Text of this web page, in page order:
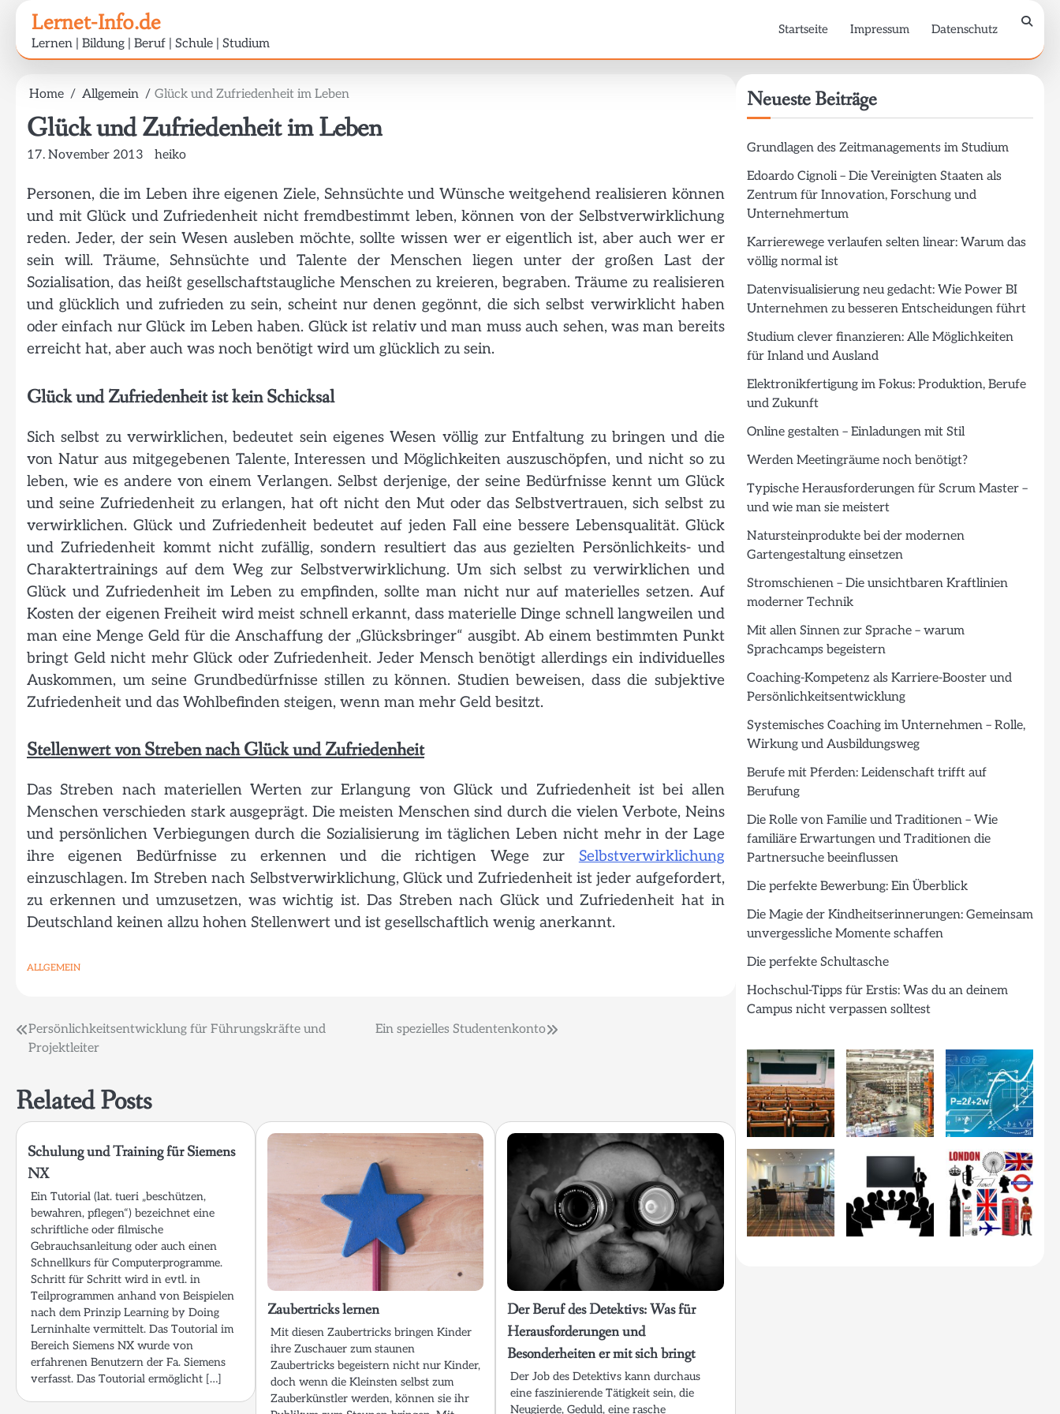
content
Lernet-Info.de
Lernen | Bildung | Beruf | Schule | Studium
Startseite Impressum Datenschutz
Home Allgemein Glück und Zufriedenheit im Leben
Glück und Zufriedenheit im Leben
17. November 2013 heiko
Personen, die im Leben ihre eigenen Ziele, Sehnsüchte und Wünsche weitgehend realisieren können
und mit Glück und Zufriedenheit nicht fremdbestimmt leben, können von der Selbstverwirklichung
reden. Jeder, der sein Wesen ausleben möchte, sollte wissen wer er eigentlich ist, aber auch wer er
sein will. Träume, Sehnsüchte und Talente der Menschen liegen unter der großen Last der
Sozialisation, das heißt gesellschaftstaugliche Menschen zu kreieren, begraben. Träume zu realisieren
und glücklich und zufrieden zu sein, scheint nur denen gegönnt, die sich selbst verwirklicht haben
oder einfach nur Glück im Leben haben. Glück ist relativ und man muss auch sehen, was man bereits
erreicht hat, aber auch was noch benötigt wird um glücklich zu sein.
Glück und Zufriedenheit ist kein Schicksal
Sich selbst zu verwirklichen, bedeutet sein eigenes Wesen völlig zur Entfaltung zu bringen und die
von Natur aus mitgegebenen Talente, Interessen und Möglichkeiten auszuschöpfen, und nicht so zu
leben, wie es andere von einem Verlangen. Selbst derjenige, der seine Bedürfnisse kennt um Glück
und seine Zufriedenheit zu erlangen, hat oft nicht den Mut oder das Selbstvertrauen, sich selbst zu
verwirklichen. Glück und Zufriedenheit bedeutet auf jeden Fall eine bessere Lebensqualität. Glück
und Zufriedenheit kommt nicht zufällig, sondern resultiert das aus gezielten Persönlichkeits- und
Charaktertrainings auf dem Weg zur Selbstverwirklichung. Um sich selbst zu verwirklichen und
Glück und Zufriedenheit im Leben zu empfinden, sollte man nicht nur auf materielles setzen. Auf
Kosten der eigenen Freiheit wird meist schnell erkannt, dass materielle Dinge schnell langweilen und
man eine Menge Geld für die Anschaffung der „Glücksbringer“ ausgibt. Ab einem bestimmten Punkt
bringt Geld nicht mehr Glück oder Zufriedenheit. Jeder Mensch benötigt allerdings ein individuelles
Auskommen, um seine Grundbedürfnisse stillen zu können. Studien beweisen, dass die subjektive
Zufriedenheit und das Wohlbefinden steigen, wenn man mehr Geld besitzt.
Stellenwert von Streben nach Glück und Zufriedenheit
Das Streben nach materiellen Werten zur Erlangung von Glück und Zufriedenheit ist bei allen
Menschen verschieden stark ausgeprägt. Die meisten Menschen sind durch die vielen Verbote, Neins
und persönlichen Verbiegungen durch die Sozialisierung im täglichen Leben nicht mehr in der Lage
ihre eigenen Bedürfnisse zu erkennen und die richtigen Wege zur Selbstverwirklichung
einzuschlagen. Im Streben nach Selbstverwirklichung, Glück und Zufriedenheit ist jeder aufgefordert,
zu erkennen und umzusetzen, was wichtig ist. Das Streben nach Glück und Zufriedenheit hat in
Deutschland keinen allzu hohen Stellenwert und ist gesellschaftlich wenig anerkannt.
ALLGEMEIN
Beitragsnavigation
Persönlichkeitsentwicklung für Führungskräfte und
Projektleiter
Ein spezielles Studentenkonto
Related Posts
Schulung und Training für Siemens
NX
Ein Tutorial (lat. tueri „beschützen,
bewahren, pflegen“) bezeichnet eine
schriftliche oder filmische
Gebrauchsanleitung oder auch einen
Schnellkurs für Computerprogramme.
Schritt für Schritt wird in evtl. in
Teilprogrammen anhand von Beispielen
nach dem Prinzip Learning by Doing
Lerninhalte vermittelt. Das Toutorial im
Bereich Siemens NX wurde von
erfahrenen Benutzern der Fa. Siemens
verfasst. Das Toutorial ermöglicht […]
Zaubertricks lernen
Mit diesen Zaubertricks bringen Kinder
ihre Zuschauer zum staunen
Zaubertricks begeistern nicht nur Kinder,
doch wenn die Kleinsten selbst zum
Zauberkünstler werden, können sie ihr
Der Beruf des Detektivs: Was für
Herausforderungen und
Besonderheiten er mit sich bringt
Der Job des Detektivs kann durchaus
eine faszinierende Tätigkeit sein, die
Neugierde, Geduld, eine rasche
Neueste Beiträge
Grundlagen des Zeitmanagements im Studium
Edoardo Cignoli – Die Vereinigten Staaten als
Zentrum für Innovation, Forschung und
Unternehmertum
Karrierewege verlaufen selten linear: Warum das
völlig normal ist
Datenvisualisierung neu gedacht: Wie Power BI
Unternehmen zu besseren Entscheidungen führt
Studium clever finanzieren: Alle Möglichkeiten
für Inland und Ausland
Elektronikfertigung im Fokus: Produktion, Berufe
und Zukunft
Online gestalten – Einladungen mit Stil
Werden Meetingräume noch benötigt?
Typische Herausforderungen für Scrum Master –
und wie man sie meistert
Natursteinprodukte bei der modernen
Gartengestaltung einsetzen
Stromschienen – Die unsichtbaren Kraftlinien
moderner Technik
Mit allen Sinnen zur Sprache – warum
Sprachcamps begeistern
Coaching-Kompetenz als Karriere-Booster und
Persönlichkeitsentwicklung
Systemisches Coaching im Unternehmen – Rolle,
Wirkung und Ausbildungsweg
Berufe mit Pferden: Leidenschaft trifft auf
Berufung
Die Rolle von Familie und Traditionen – Wie
familiäre Erwartungen und Traditionen die
Partnersuche beeinflussen
Die perfekte Bewerbung: Ein Überblick
Die Magie der Kindheitserinnerungen: Gemeinsam
unvergessliche Momente schaffen
Die perfekte Schultasche
Hochschul-Tipps für Erstis: Was du an deinem
Campus nicht verpassen solltest